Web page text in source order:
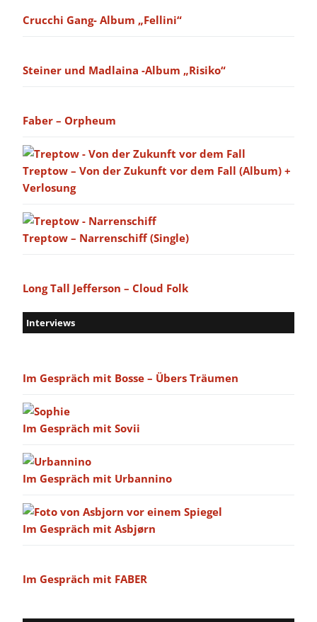
Crucchi Gang- Album „Fellini“
Steiner und Madlaina -Album „Risiko“
Faber – Orpheum
Treptow – Von der Zukunft vor dem Fall (Album) +
Verlosung
Treptow – Narrenschiff (Single)
Long Tall Jefferson – Cloud Folk
Interviews
Im Gespräch mit Bosse – Übers Träumen
Im Gespräch mit Sovii
Im Gespräch mit Urbannino
Im Gespräch mit Asbjørn
Im Gespräch mit FABER